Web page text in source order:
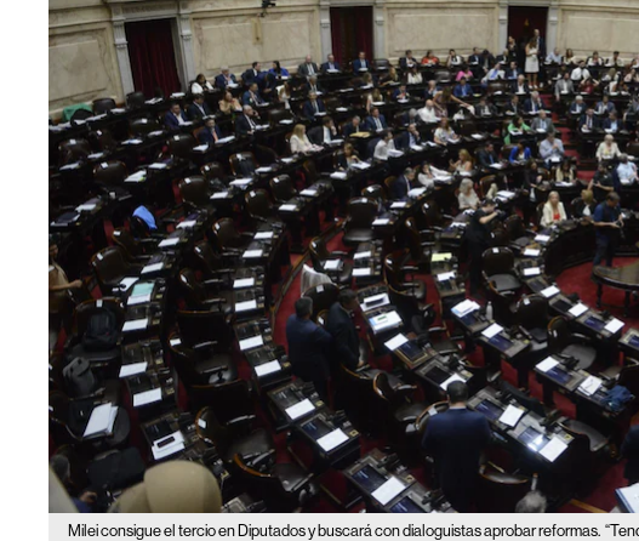
Milei consigue el tercio en Diputados y buscará con dialoguistas aprobar reformas.